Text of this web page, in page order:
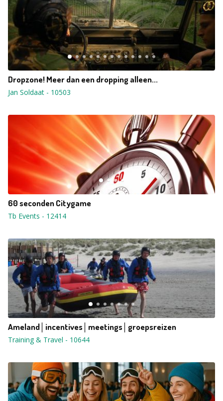
Dropzone! Meer dan een dropping alleen...
Jan Soldaat - 10503
60 seconden Citygame
Tb Events - 12414
Ameland│incentives│meetings│groepsreizen
Training & Travel - 10644